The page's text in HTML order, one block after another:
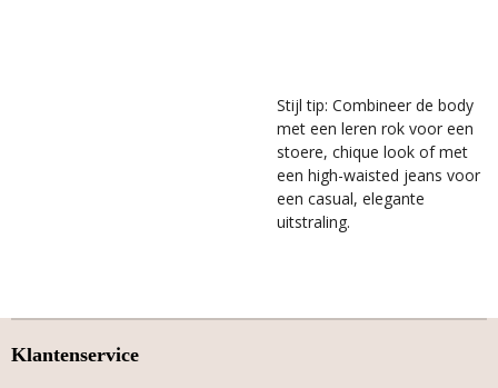
Stijl tip: Combineer de body
met een leren rok voor een
stoere, chique look of met
een high-waisted jeans voor
een casual, elegante
uitstraling.
Klantenservice